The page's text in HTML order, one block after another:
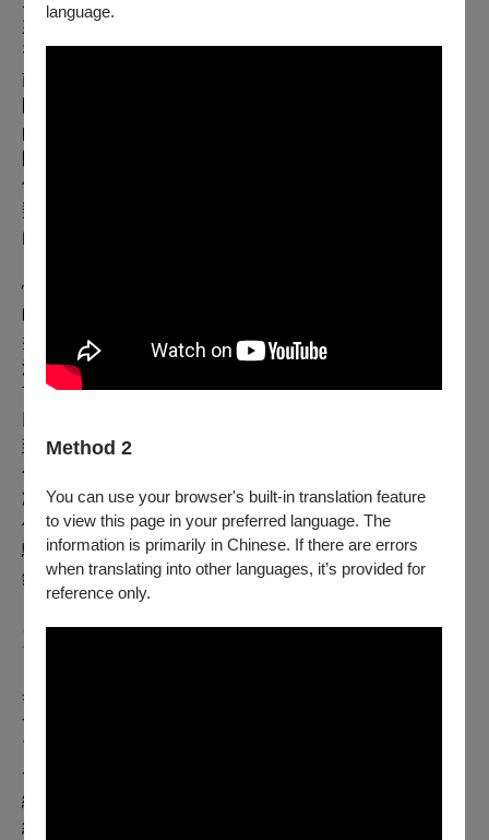
language.
Method 2
You can use your browser's built-in translation feature
to view this page in your preferred language. The
information is primarily in Chinese. If there are errors
when translating into other languages, it’s provided for
reference only.
來，卻也帶來很多音樂上的了解與刺激，一路都在學
習。」除了深掘彼時的流行音樂，陳建騏也在藍調搖滾與
南方搖滾裡汲取了音樂靈感。「我加入了一個很地下的樂
pub，問我要不要去jam，一去之後我就開始每週報到。從
們有兩首歌《Simple Man》、《Free Bird》，都在敘述人
類的處境，唱著如何做個簡單的人、如何像隻飛鳥般自
由。我非常喜歡這樣的歌曲意境。」
憶起大學時光，陳建騏還有另一個特別的經歷。「大二的
時候去了一間pub打工，叫『主婦之店』，其實就是去端
盤子。店裡會有像黃小琥、傅薇這些歌手駐唱．那時我也
沒有真的覺得自己以後會在音樂圈工作，但每天工作間都
可以聽到表演，並且觀察歌手如何在舞臺上和觀眾互動，
到了觀賞「live」的體驗與重要性，「當下發生的所有，
包括跟你一起聽音樂的人們的情感、現場的燈光等等，都
凝聚在一起，你會覺得你成為了整體音樂的一部分。」這
個打工經歷，以及對現場演出的深刻理解，也是為何陳建
騏往後在演唱會音樂總監一職上，總能引領合作歌手嶄露
鋒芒。
大學畢業後，音樂on the road
畢業後，陳建騏曾落腳周華健的工作室，擔任編曲與演唱
會的鍵盤手。「之前其實還沒有真正踏進流行音樂。但到
了華健那裡，就可以從他對於編曲的選擇，來進一步了解
一位流行音樂製作人，有哪些重要的方向需要思考。」從
編曲過程中，陳建騏體悟到，或許某首歌是要跟原有的粉
絲做連結，或許另首歌是要開創更多不同領域的歌迷，